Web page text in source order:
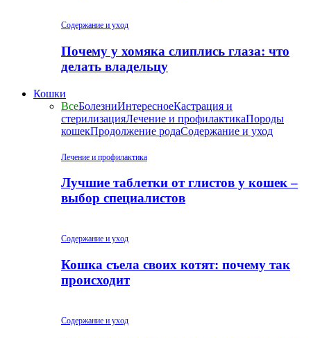
Содержание и уход
Почему у хомяка слиплись глаза: что
делать владельцу
Кошки
ВсеБолезниИнтересноеКастрация и
стерилизацияЛечение и профилактикаПороды
кошекПродолжение родаСодержание и уход
Лечение и профилактика
Лучшие таблетки от глистов у кошек –
выбор специалистов
Содержание и уход
Кошка съела своих котят: почему так
происходит
Содержание и уход